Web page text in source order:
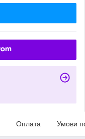
Оплата Умови